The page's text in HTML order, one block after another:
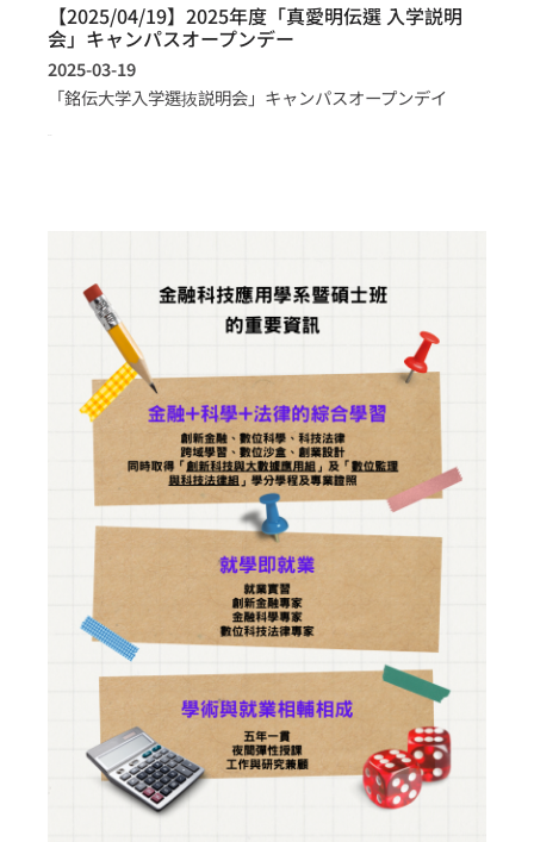
【2025/04/19】2025年度「真愛明伝選 入学説明
会」キャンパスオープンデー
2025-03-19
「銘伝大学入学選抜説明会」キャンパスオープンデイ